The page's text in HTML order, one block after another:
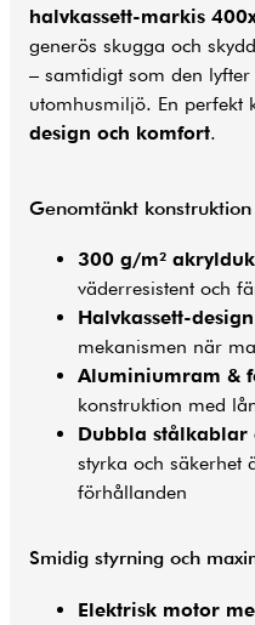
halvkassett-markis
generös skugga och
– samtidigt som den
utomhusmiljö. En perfekt
design och komfort.
Genomtänkt
300 g/m² akrylduk
väderresistent och
Halvkassett-design
mekanismen när
Aluminiumram &
konstruktion med
Dubbla stålkablar
styrka och säkerhet
förhållanden
Smidig styrning och
Elektrisk motor